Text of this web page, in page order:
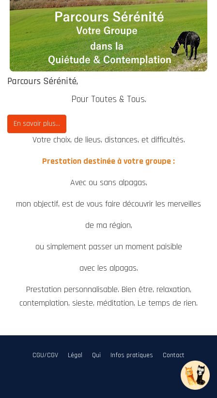
Parcours Sérénité,
Pour Toutes & Tous.
En savoir plus...
Votre choix, de lieus, distances, et difficultés.
Prestation destinée à votre groupe :
Avec ou sans alpagas,
mon objectif, est de vous faire découvrir les merveilles
de ma région,
ou simplement passer un moment paisible
avec les alpagas.
Prestation personnalisable. Bien être, relaxation,
contemplation, sieste, méditation, Le temps de rien.
CGU/CGV Légal Qui Infos pratiques Contact